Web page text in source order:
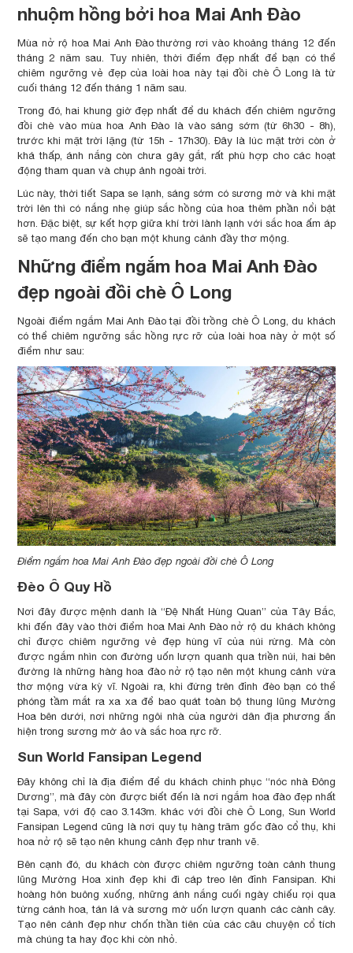
nhuộm hồng bởi hoa Mai Anh Đào
Mùa nở rộ hoa Mai Anh Đào thường rơi vào khoảng tháng 12 đến
tháng 2 năm sau. Tuy nhiên, thời điểm đẹp nhất để bạn có thể
chiêm ngưỡng vẻ đẹp của loài hoa này tại đồi chè Ô Long là từ
cuối tháng 12 đến tháng 1 năm sau.
Trong đó, hai khung giờ đẹp nhất để du khách đến chiêm ngưỡng
đồi chè vào mùa hoa Anh Đào là vào sáng sớm (từ 6h30 - 8h),
trước khi mặt trời lặng (từ 15h - 17h30). Đây là lúc mặt trời còn ở
khá thấp, ánh nắng còn chưa gây gắt, rất phù hợp cho các hoạt
động tham quan và chụp ảnh ngoài trời.
Lúc này, thời tiết Sapa se lạnh, sáng sớm có sương mờ và khi mặt
trời lên thì có nắng nhẹ giúp sắc hồng của hoa thêm phần nổi bật
hơn. Đặc biệt, sự kết hợp giữa khí trời lành lạnh với sắc hoa ấm áp
sẽ tạo mang đến cho bạn một khung cảnh đầy thơ mộng.
Những điểm ngắm hoa Mai Anh Đào
đẹp ngoài đồi chè Ô Long
Ngoài điểm ngắm Mai Anh Đào tại đồi trồng chè Ô Long, du khách
có thể chiêm ngưỡng sắc hồng rực rỡ của loài hoa này ở một số
điểm như sau:
Điểm ngắm hoa Mai Anh Đào đẹp ngoài đồi chè Ô Long
Đèo Ô Quy Hồ
Nơi đây được mệnh danh là “Đệ Nhất Hùng Quan” của Tây Bắc,
khi đến đây vào thời điểm hoa Mai Anh Đào nở rộ du khách không
chỉ được chiêm ngưỡng vẻ đẹp hùng vĩ của núi rừng. Mà còn
được ngắm nhìn con đường uốn lượn quanh qua triền núi, hai bên
đường là những hàng hoa đào nở rộ tạo nên một khung cảnh vừa
thơ mộng vừa kỳ vĩ. Ngoài ra, khi đứng trên đỉnh đèo bạn có thể
phóng tầm mắt ra xa xa để bao quát toàn bộ thung lũng Mường
Hoa bên dưới, nơi những ngôi nhà của người dân địa phương ẩn
hiện trong sương mờ ảo và sắc hoa rực rỡ.
Sun World Fansipan Legend
Đây không chỉ là địa điểm để du khách chinh phục “nóc nhà Đông
Dương”, mà đây còn được biết đến là nơi ngắm hoa đào đẹp nhất
tại Sapa, với độ cao 3.143m. khác với đồi chè Ô Long, Sun World
Fansipan Legend cũng là nơi quy tụ hàng trăm gốc đào cổ thụ, khi
hoa nở rộ sẽ tạo nên khung cảnh đẹp như tranh vẽ.
Bên cạnh đó, du khách còn được chiêm ngưỡng toàn cảnh thung
lũng Mường Hoa xinh đẹp khi đi cáp treo lên đỉnh Fansipan. Khi
hoàng hôn buông xuống, những ánh nắng cuối ngày chiếu rọi qua
từng cánh hoa, tán lá và sương mờ uốn lượn quanh các cành cây.
Tạo nên cảnh đẹp như chốn thần tiên của các câu chuyện cổ tích
mà chúng ta hay đọc khi còn nhỏ.